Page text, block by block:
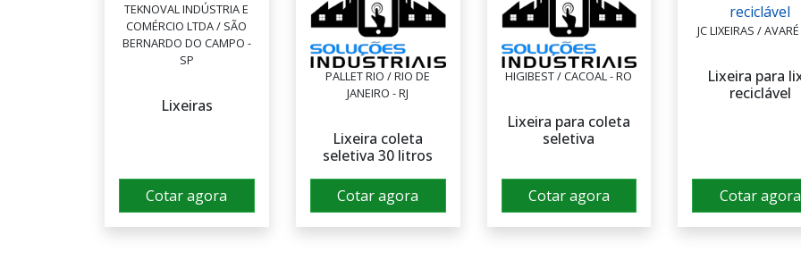
TEKNOVAL INDÚSTRIA E
COMÉRCIO LTDA / SÃO
BERNARDO DO CAMPO -
SP
Lixeiras
Cotar agora
PALLET RIO / RIO DE
JANEIRO - RJ
Lixeira coleta
seletiva 30 litros
Cotar agora
HIGIBEST / CACOAL - RO
Lixeira para coleta
seletiva
Cotar agora
JC LIXEIRAS /
Lixeira para
reciclável
Cotar agora